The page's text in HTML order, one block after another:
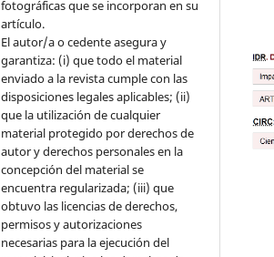
fotográficas que se incorporan en su
artículo.
El autor/a o cedente asegura y
garantiza: (i) que todo el material
enviado a la revista cumple con las
disposiciones legales aplicables; (ii)
que la utilización de cualquier
material protegido por derechos de
autor y derechos personales en la
concepción del material se
encuentra regularizada; (iii) que
obtuvo las licencias de derechos,
permisos y autorizaciones
necesarias para la ejecución del